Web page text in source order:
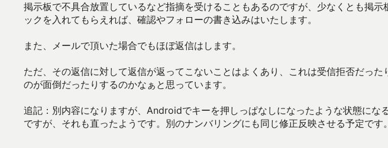
掲示板で不具合放置しているなど指摘を受けることもあるのですが、少なくとも掲
ックを入れてもらえれば、確認やフォローの書き込みはいたします。
また、メールで頂いた場合でもほぼ返信はします。
ただ、その返信に対して返信が返ってこないことはよくあり、これは受信拒否だっ
のが面倒だったりするのかなぁと思っています。
追記：別内容になりますが、Androidでキーを押しっぱなしになったような状態にな
ですが、それも直ったようです。別のナンバリングにも同じ修正反映させる予定です。